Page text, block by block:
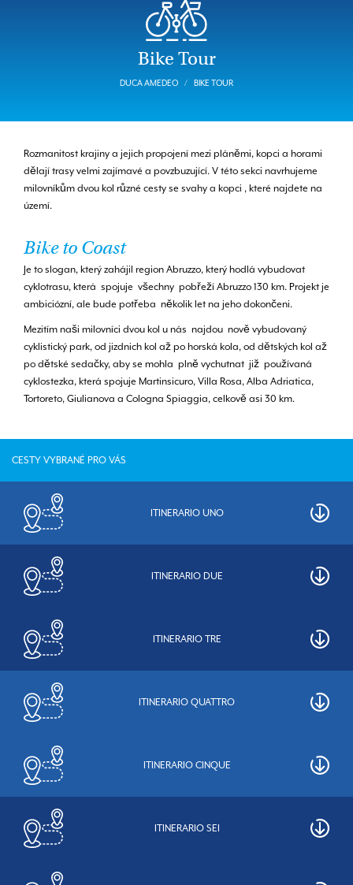
Bike Tour
DUCA AMEDEO BIKE TOUR
Rozmanitost krajiny a jejich propojení mezi pláněmi, kopci a horami
dělají trasy velmi zajímavé a povzbuzující. V této sekci navrhujeme
milovníkům dvou kol různé cesty se svahy a kopci , které najdete na
území.
Bike to Coast
Je to slogan, který zahájil region Abruzzo, který hodlá vybudovat
cyklotrasu, která spojuje všechny pobřeží Abruzzo 130 km. Projekt je
ambiciózní, ale bude potřeba několik let na jeho dokončeni.
Mezitím naši milovníci dvou kol u nás najdou nově vybudovaný
cyklistický park, od jizdnich kol až po horská kola, od dětských kol až
po dětské sedačky, aby se mohla plně vychutnat již používaná
cyklostezka, která spojuje Martinsicuro, Villa Rosa, Alba Adriatica,
Tortoreto, Giulianova a Cologna Spiaggia, celkově asi 30 km.
CESTY VYBRANÉ PRO VÁS
ITINERARIO UNO
ITINERARIO DUE
ITINERARIO TRE
ITINERARIO QUATTRO
ITINERARIO CINQUE
ITINERARIO SEI